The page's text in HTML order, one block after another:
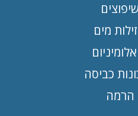
מים
כביסה
הרמה